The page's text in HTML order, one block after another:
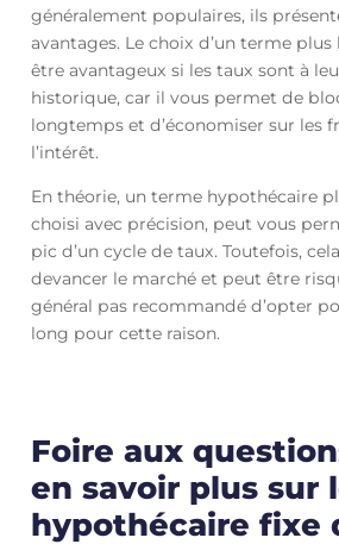
généralement populaires, ils
avantages. Le choix d’un terme plus
être avantageux si les taux sont à
historique, car il vous permet de
longtemps et d’économiser sur les
l’intérêt.
En théorie, un terme hypothécaire
choisi avec précision, peut vous
pic d’un cycle de taux. Toutefois,
devancer le marché et peut être
général pas recommandé d’opter
long pour cette raison.
Foire aux
en savoir plus sur
hypothécaire fixe